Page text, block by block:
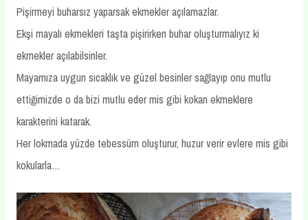
Pişirmeyi buharsız yaparsak ekmekler açılamazlar.
Ekşi mayalı ekmekleri taşta pişirirken buhar oluşturmalıyız ki
ekmekler açılabilsinler.
Mayamıza uygun sıcaklık ve güzel besinler sağlayıp onu mutlu
ettiğimizde o da bizi mutlu eder mis gibi kokan ekmeklere
karakterini katarak.
Her lokmada yüzde tebessüm oluşturur, huzur verir evlere mis gibi
kokularla…